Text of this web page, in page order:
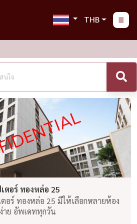
THB
ตอร์ ทองหล่อ 25
อร์ ทองหล่อ 25 มีให้เลือกหลายห้อง
าย อัพเดททุกวัน